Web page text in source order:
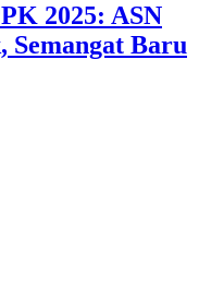
2025: ASN
Semangat Baru